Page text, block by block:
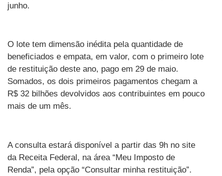
junho.
O lote tem dimensão inédita pela quantidade de
beneficiados e empata, em valor, com o primeiro lote
de restituição deste ano, pago em 29 de maio.
Somados, os dois primeiros pagamentos chegam a
R$ 32 bilhões devolvidos aos contribuintes em pouco
mais de um mês.
A consulta estará disponível a partir das 9h no site
da Receita Federal, na área “Meu Imposto de
Renda”, pela opção “Consultar minha restituição”.